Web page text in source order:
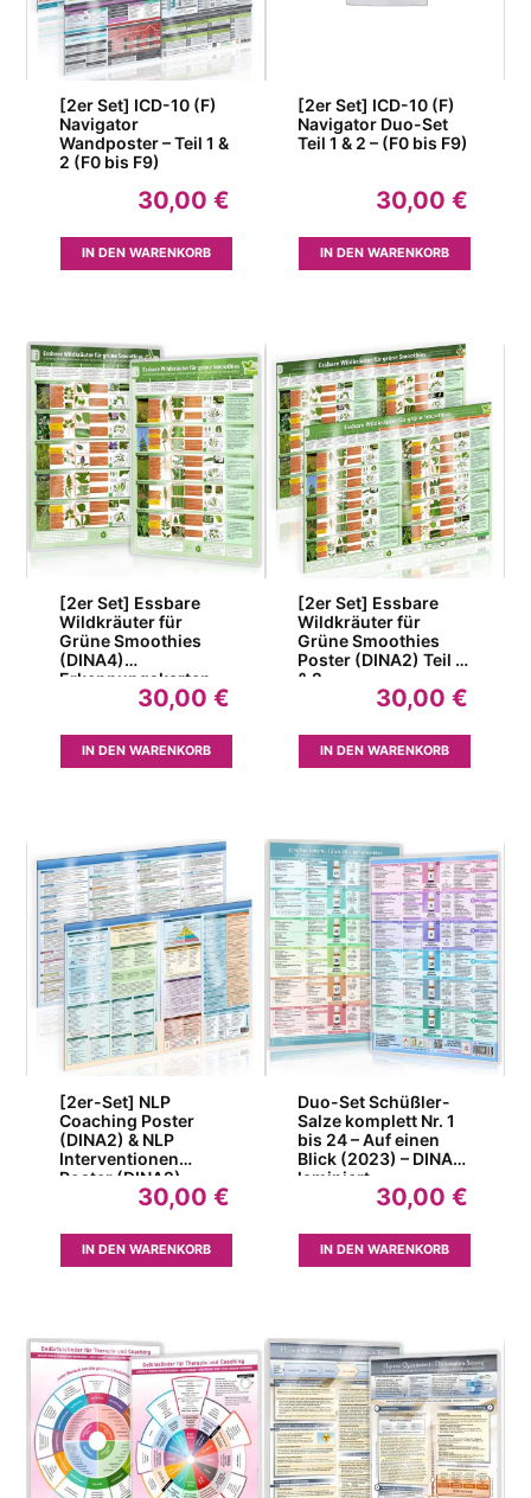
[2er Set] ICD-10 (F)
Navigator
Wandposter – Teil 1 &
2 (F0 bis F9)
30,00 €
IN DEN WARENKORB
[2er Set] ICD-10 (F)
Navigator Duo-Set
Teil 1 & 2 – (F0 bis F9)
30,00€
IN DEN WARENKORB
[2er Set] Essbare
Wildkräuter für
Grüne Smoothies
(DINA4)
Erkennungskarten
Teil 1 und Teil 2
30,00 €
IN DEN WARENKORB
[2er Set] Essbare
Wildkräuter für
Grüne Smoothies
Poster (DINA2) Teil 1
& 2
30,00€
IN DEN WARENKORB
[2er-Set] NLP
Coaching Poster
(DINA2) & NLP
Interventionen
Poster (DINA2)
30,00 €
IN DEN WARENKORB
Duo-Set Schüßler-
Salze komplett Nr. 1
bis 24 – Auf einen
Blick (2023) – DINA4,
laminiert
30,00€
IN DEN WARENKORB